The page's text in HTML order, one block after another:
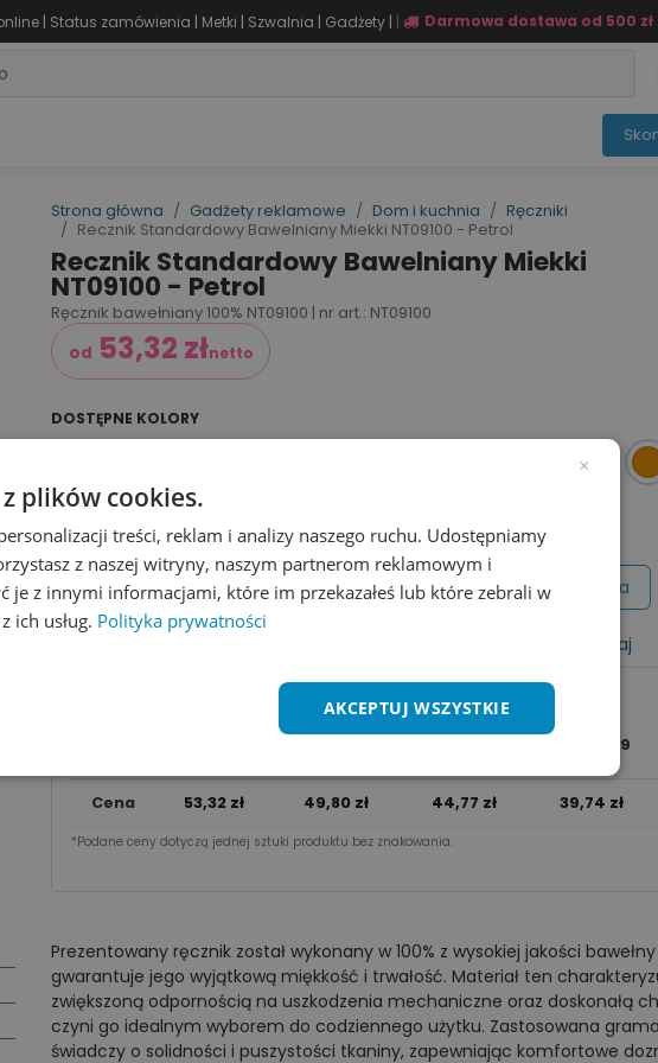
| Status zamówienia | Metki | Szwalnia | Gadżety | | Darmowa dostawa od 500 zł
OFERTA SEZONOWA
Strona główna Gadżety reklamowe Dom i kuchnia
Ręczniki
Recznik Standardowy Bawelniany Miekki NT09100 - Petrol
Recznik Standardowy Bawelniany Miekki
NT09100 - Petrol
Ręcznik bawełniany 100% NT09100 | nr art.: NT09100
od 53,32 złnetto
DOSTĘPNE KOLORY
Dodaj do koszyka Wycena na maila
Porównaj
Cena za sztu​kę zależy od nakładu:
250 - 999
Cena
53,32 zł 49,80 zł 44,77 zł 39,74 zł
*Podane ceny dotyczą jednej sztuki produktu bez znakowania.​
Prezentowany ręcznik został wykonany w 100% z wysokiej jakości
gwarantuje jego wyjątkową miękkość i trwałość. Materiał ten
zwiększoną odpornością na uszkodzenia mechaniczne oraz doskonałą
czyni go idealnym wyborem do codziennego użytku. Zastosowana
świadczy o solidności i puszystości tkaniny, zapewniając komfortowe
×
plików cookies.
treści, reklam i analizy naszego ruchu. Udostępniamy
z naszej witryny, naszym partnerom reklamowym i
je z innymi informacjami, które im przekazałeś lub które zebrali w
ich usług. Polityka prywatności
AKCEPTUJ WSZYSTKIE